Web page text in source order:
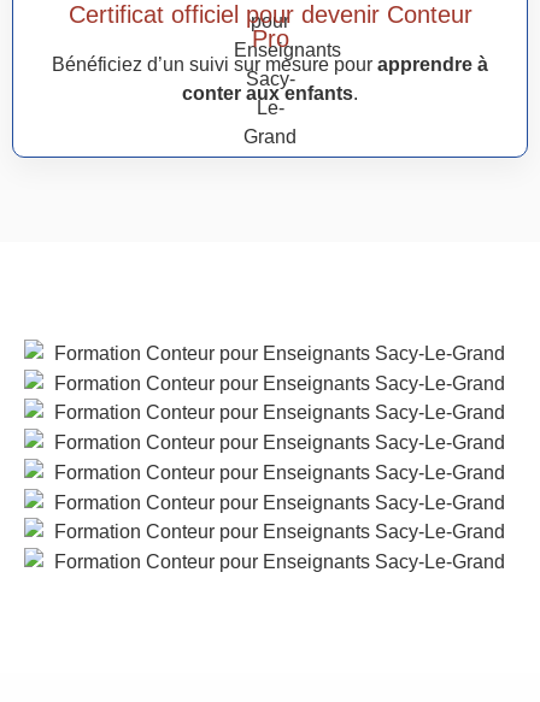
Certificat officiel pour devenir Conteur
Pro
Bénéficiez d’un suivi sur mesure pour apprendre à
conter aux enfants.